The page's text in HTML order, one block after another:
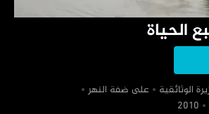
الحياة
الوثائقية
‏على ضفة النهر